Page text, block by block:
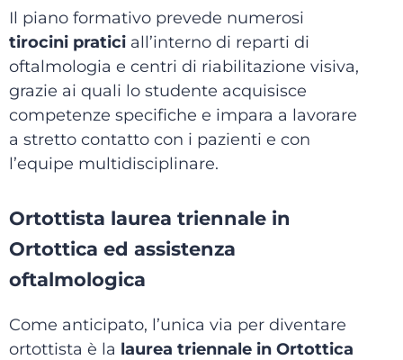
Il piano formativo prevede numerosi
tirocini pratici all’interno di reparti di
oftalmologia e centri di riabilitazione visiva,
grazie ai quali lo studente acquisisce
competenze specifiche e impara a lavorare
a stretto contatto con i pazienti e con
l’equipe multidisciplinare.
Ortottista laurea triennale in
Ortottica ed assistenza
oftalmologica
Come anticipato, l’unica via per diventare
ortottista è la laurea triennale in Ortottica